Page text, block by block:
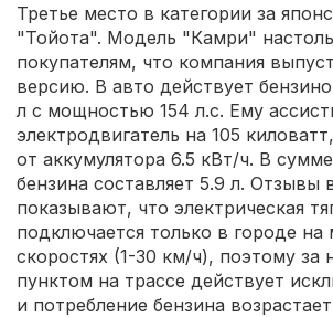
Третье место в категории за
"Тойота". Модель "Камри"
покупателям, что компания
версию. В авто действует
л с мощностью 154 л.с. Ему
электродвигатель на 105
от аккумулятора 6.5 кВт/ч. В
бензина составляет 5.9 л. Отзывы
показывают, что электрическая
подключается только в городе на
скоростях (1-30 км/ч), поэтому за
пунктом на трассе действует
и потребление бензина